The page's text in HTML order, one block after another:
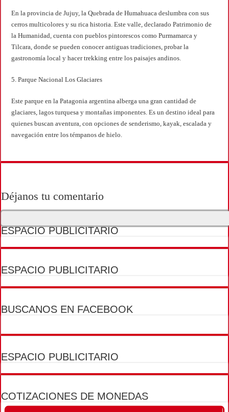
En la provincia de Jujuy, la Quebrada de Humahuaca deslumbra con sus
cerros multicolores y su rica historia. Este valle, declarado Patrimonio de
la Humanidad, cuenta con pueblos pintorescos como Purmamarca y
Tilcara, donde se pueden conocer antiguas tradiciones, probar la
gastronomía local y hacer trekking entre los paisajes andinos.
5. Parque Nacional Los Glaciares
Este parque en la Patagonia argentina alberga una gran cantidad de
glaciares, lagos turquesa y montañas imponentes. Es un destino ideal para
quienes buscan aventura, con opciones de senderismo, kayak, escalada y
navegación entre los témpanos de hielo.
Déjanos tu comentario
ESPACIO PUBLICITARIO
ESPACIO PUBLICITARIO
BUSCANOS EN FACEBOOK
ESPACIO PUBLICITARIO
COTIZACIONES DE MONEDAS